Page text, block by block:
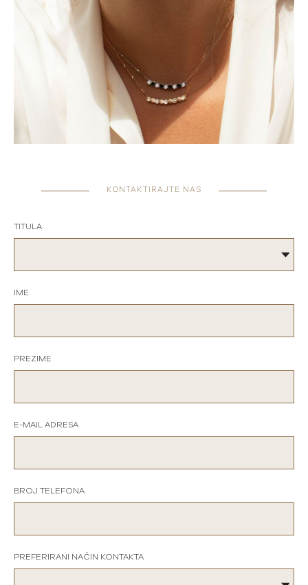
KONTAKTIRAJTE NAS
TITULA
IME
PREZIME
E-MAIL ADRESA
BROJ TELEFONA
PREFERIRANI NAČIN KONTAKTA